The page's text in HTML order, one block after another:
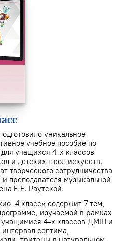
уникальное
учебное пособие по
учащихся 4-х классов
и детских школ искусств.
творческого сотрудничества
и преподавателя музыкальной
Е.Е. Раутской.
4 класс» содержит 7 тем,
изучаемой в рамках
учащимися 4-х классов ДМШ и
септима,